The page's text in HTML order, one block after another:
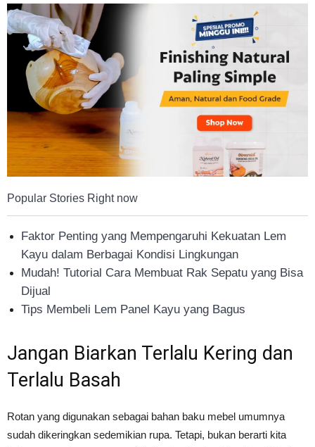
Lama
Popular Stories Right now
Faktor Penting yang Mempengaruhi Kekuatan Lem
Kayu dalam Berbagai Kondisi Lingkungan
Mudah! Tutorial Cara Membuat Rak Sepatu yang Bisa
Dijual
Tips Membeli Lem Panel Kayu yang Bagus
Jangan Biarkan Terlalu Kering dan
Terlalu Basah
Rotan yang digunakan sebagai bahan baku mebel umumnya
sudah dikeringkan sedemikian rupa. Tetapi, bukan berarti kita